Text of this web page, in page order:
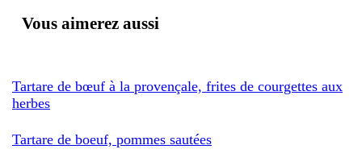
Vous aimerez aussi
Tartare de bœuf à la provençale, frites de courgettes aux
herbes
Tartare de boeuf, pommes sautées